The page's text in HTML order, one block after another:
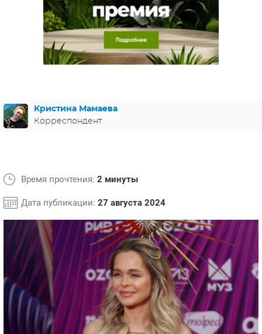
МЕЛОДРАМЫ
ИСПАНИЯ
ФРАНЦИЯ
ГЕРМАНИЯ
СВЕТСКИЕ НОВОСТИ
СПОЙЛЕРЫ ИЗ СЕРИАЛОВ
Кристина Мамаева
Корреспондент
Время прочтения: 2 минуты
Дата публикации: 27 августа 2024